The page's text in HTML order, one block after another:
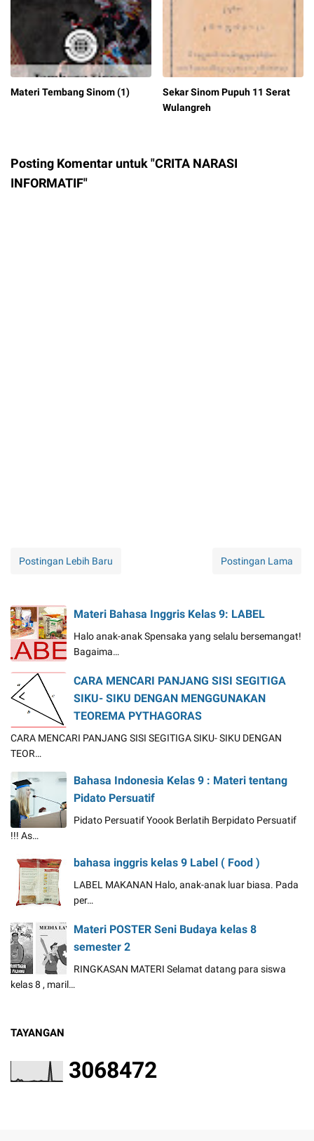
Materi Tembang Sinom (1)
Sekar Sinom Pupuh 11 Serat
Wulangreh
Posting Komentar untuk "CRITA NARASI
INFORMATIF"
Postingan Lebih Baru Postingan Lama
Materi Bahasa Inggris Kelas 9: LABEL
Halo anak-anak Spensaka yang selalu bersemangat!
Bagaima…
CARA MENCARI PANJANG SISI SEGITIGA
SIKU- SIKU DENGAN MENGGUNAKAN
TEOREMA PYTHAGORAS
CARA MENCARI PANJANG SISI SEGITIGA SIKU- SIKU DENGAN
TEOR…
Bahasa Indonesia Kelas 9 : Materi tentang
Pidato Persuatif
Pidato Persuatif Yoook Berlatih Berpidato Persuatif
!!! As…
bahasa inggris kelas 9 Label ( Food )
LABEL MAKANAN Halo, anak-anak luar biasa. Pada
per…
Materi POSTER Seni Budaya kelas 8
semester 2
RINGKASAN MATERI Selamat datang para siswa
kelas 8 , maril…
TAYANGAN
3068472